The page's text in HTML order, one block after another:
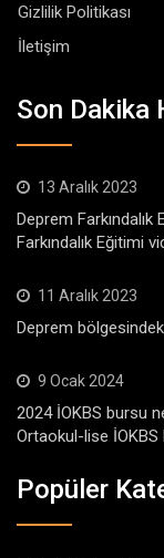
Gizlilik Politikası
İletişim
Son Dakika
13 Aralık 2023
Deprem
Farkındalık Eğitimi
11 Aralık 2023
Deprem
9 Ocak 2024
2024 İOKBS bursu
Ortaokul-lise
Popüler